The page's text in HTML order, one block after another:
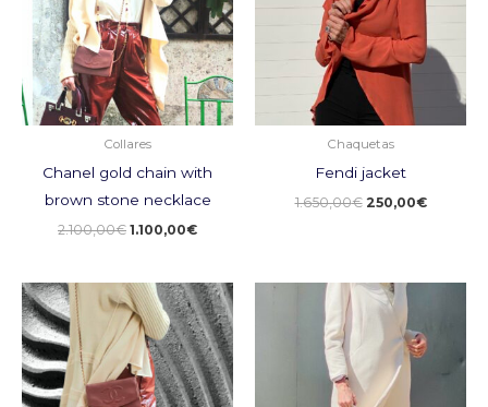
Collares
Chanel gold chain with
brown stone necklace
2.100,00€ 1.100,00€
Chaquetas
Fendi jacket
1.650,00€ 250,00€
El
precio
original
era:
4.500,00€.
El
precio
actual
es:
2.000,00€.
El
precio
original
era:
5.500,00€.